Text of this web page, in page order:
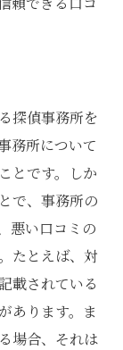
探偵事務所を
務所について
とです。しか
で、事務所の
悪い口コミの
たとえば、対
載されている
あります。ま
場合、それは